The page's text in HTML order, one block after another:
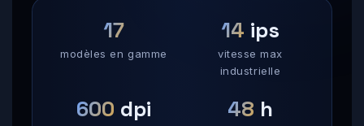
17
modèles en gamme
14 ips
vitesse max
industrielle
600 dpi 48 h